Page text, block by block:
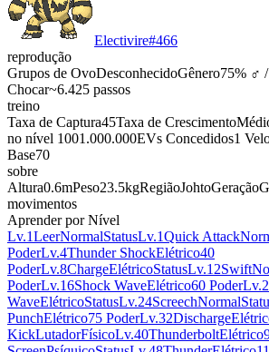
Electivire#466
reprodução
Grupos de OvoDesconhecidoGênero75% ♂
Chocar~6.425 passos
treino
Taxa de Captura45Taxa de Crescimento
no nível 1001.000.000EVs Concedidos1
Base70
sobre
Altura0.6mPeso23.5kgRegiãoJohtoGeração
movimentos
Aprender por Nível
Lv.1LeerNormalStatusLv.1Quick Attack
PoderLv.4Thunder ShockElétrico40
PoderLv.8ChargeElétricoStatusLv.12Swift
PoderLv.16Shock WaveElétrico60 Poder
WaveElétricoStatusLv.24ScreechNormal
PunchElétrico75 PoderLv.32Discharge
KickLutadorFísicoLv.40ThunderboltElétrico